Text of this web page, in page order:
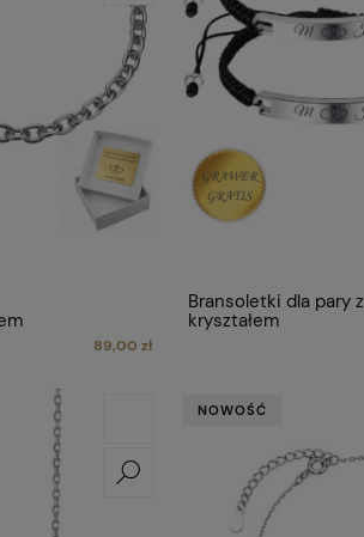
89,00 zł
Bransoletki dla pary z
kryształem
NOWOŚĆ